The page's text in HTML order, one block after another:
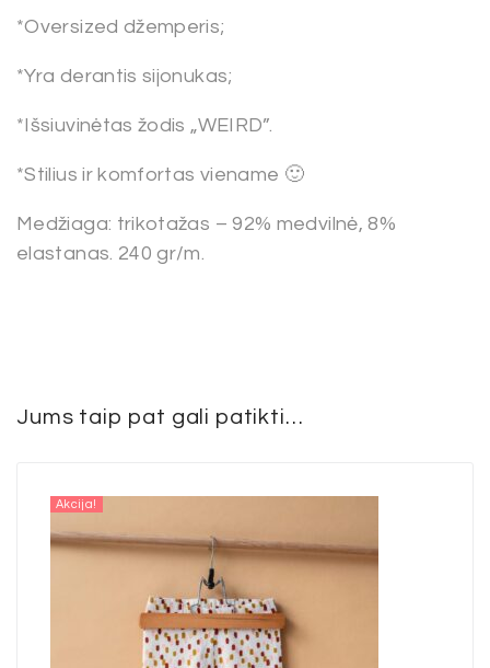
*Oversized džemperis;
*Yra derantis sijonukas;
*Išsiuvinėtas žodis „WEIRD”.
*Stilius ir komfortas viename 🙂
Medžiaga: trikotažas – 92% medvilnė, 8%
elastanas. 240 gr/m.
Jums taip pat gali patikti…
Akcija!